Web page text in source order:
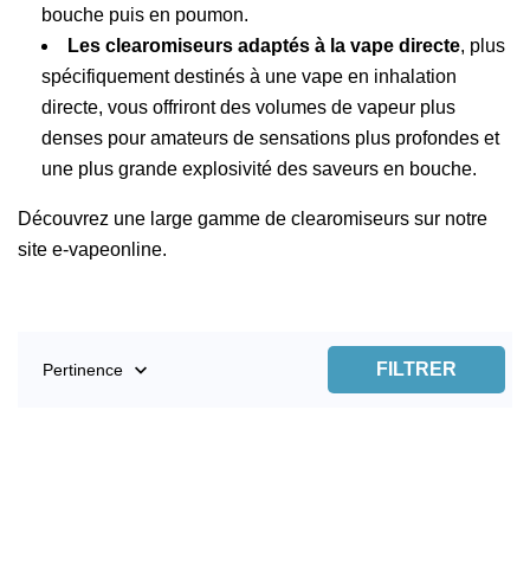
bouche puis en poumon.
Les clearomiseurs adaptés à la vape directe, plus
spécifiquement destinés à une vape en inhalation
directe, vous offriront des volumes de vapeur plus
denses pour amateurs de sensations plus profondes et
une plus grande explosivité des saveurs en bouche.
Découvrez une large gamme de clearomiseurs sur notre
site e-vapeonline.
Pertinence  FILTRER